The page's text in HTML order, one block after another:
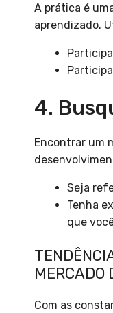
A prática é
aprendizado.
4.
Encontrar um
Seja
Tenha
que
MERCADO
Com as